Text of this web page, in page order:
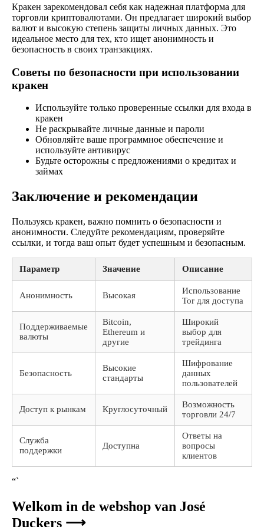
Кракен зарекомендовал себя как надежная платформа для
торговли криптовалютами. Он предлагает широкий выбор
валют и высокую степень защиты личных данных. Это
идеальное место для тех, кто ищет анонимность и
безопасность в своих транзакциях.
Советы по безопасности при использовании
кракен
Используйте только проверенные ссылки для входа в
кракен
Не раскрывайте личные данные и пароли
Обновляйте ваше программное обеспечение и
используйте антивирус
Будьте осторожны с предложениями о кредитах и
займах
Заключение и рекомендации
Пользуясь кракен, важно помнить о безопасности и
анонимности. Следуйте рекомендациям, проверяйте
ссылки, и тогда ваш опыт будет успешным и безопасным.
Параметр Значение Описание
Анонимность Высокая
Использование
Tor для доступа
Поддерживаемые
валюты
Bitcoin,
Ethereum и
другие
Широкий
выбор для
трейдинга
Безопасность
Высокие
стандарты
Шифрование
данных
пользователей
Доступ к рынкам Круглосуточный
Возможность
торговли 24/7
Служба
поддержки
Доступна
Ответы на
вопросы
клиентов
“`
Welkom in de webshop van José
Duckers ⟶